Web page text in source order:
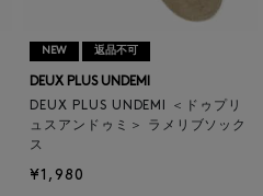
NEW 返品不可
DEUX PLUS UNDEMI
DEUX PLUS UNDEMI ＜ドゥプリ
ュスアンドゥミ＞ ラメリブソック
ス
¥1,980